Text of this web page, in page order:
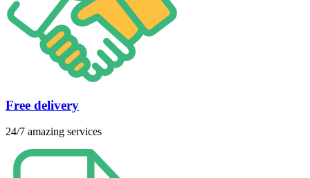
Free delivery
24/7 amazing services